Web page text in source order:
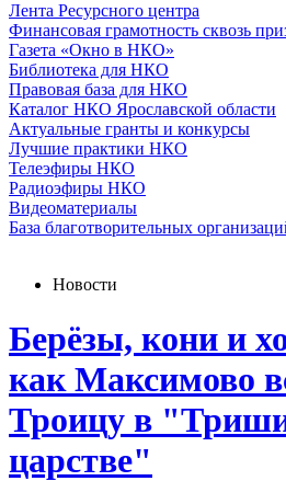
Лента Ресурсного центра
Финансовая грамотность сквозь
Газета «Окно в НКО»
Библиотека для НКО
Правовая база для НКО
Каталог НКО Ярославской области
Актуальные гранты и конкурсы
Лучшие практики НКО
Телеэфиры НКО
Радиоэфиры НКО
Видеоматериалы
База благотворительных
Новости
Берёзы, кони и
как Максимово
Троицу в
царстве"